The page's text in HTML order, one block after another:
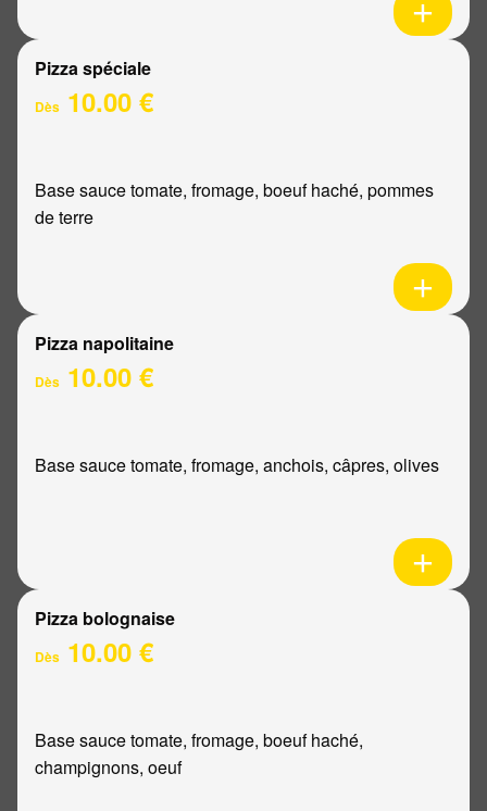
Pizza spéciale
Dès 10.00 €
Base sauce tomate, fromage, boeuf haché, pommes
de terre
Pizza napolitaine
Dès 10.00 €
Base sauce tomate, fromage, anchois, câpres, olives
Pizza bolognaise
Dès 10.00 €
Base sauce tomate, fromage, boeuf haché,
champignons, oeuf